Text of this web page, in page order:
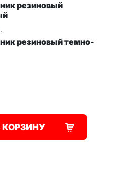
резиновый
резиновый темно-
КОРЗИНУ